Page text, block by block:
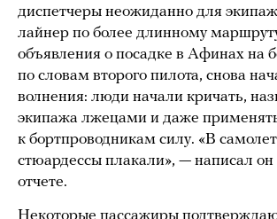
диспетчеры неожиданно для
лайнер по более длинному
объявления о посадке в Афинах на
по словам второго пилота, снова
волнения: люди начали кричать,
экипажа лжецами и даже
к бортпроводникам силу. «В
стюардессы плакали», — написал он
отчете.